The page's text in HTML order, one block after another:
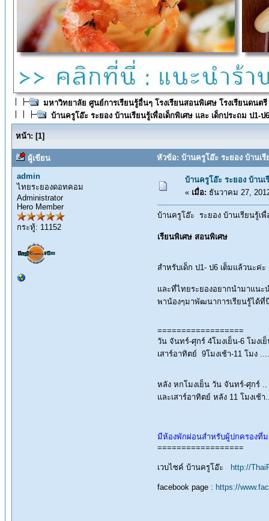
มหาวิทยาลัย ศูนย์การเรียนรู้อื่นๆ โรงเรียนสอนพิเศษ โรงเรียนดน
บ้านครูโอ๊ะ ระยอง บ้านเรียนรู้เพื่อเด็กพิเศษ และ เด็กประถม ป1-ป
หน้า: [1]
ผู้เขียน หัวข้อ: บ้านครูโอ๊ะ ระยอง บ้านเ
admin
ไทยระยองดอทคอม
Administrator
Hero Member
กระทู้: 11152
บ้านครูโอ๊ะ ระยอง บ้านเ
« เมื่อ: ธันวาคม 27,
บ้านครูโอ๊ะ ระยอง บ้านเรียนรู้เ
เรียนพิเศษ สอนพิเศษ
สำหรับเด็ก ป1- ป6 เต็มแล้วนะค่
และที่ไทยระยองอยากนำมาแนะ
พาน้องๆมาพัฒนาการเรียนรู้ได้
==================
วัน จันทร์-ศุกร์ 4โมงเย็น-6 โมง
เสาร์อาทิตย์ 9โมงเช้า-11 โมง
หลัง หกโมงเย็น วัน จันทร์-ศุกร์ ..
และเสาร์อาทิตย์ หลัง 11 โมงเช้า
มีห้องพักผ่อนสำหรับผู้ปกครองที่ม
==================
เวบไซค์ บ้านครูโอ๊ะ http://
facebook page : https://